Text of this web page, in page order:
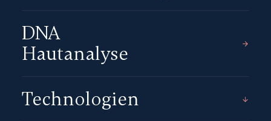
DNA
Hautanalyse
Technologien